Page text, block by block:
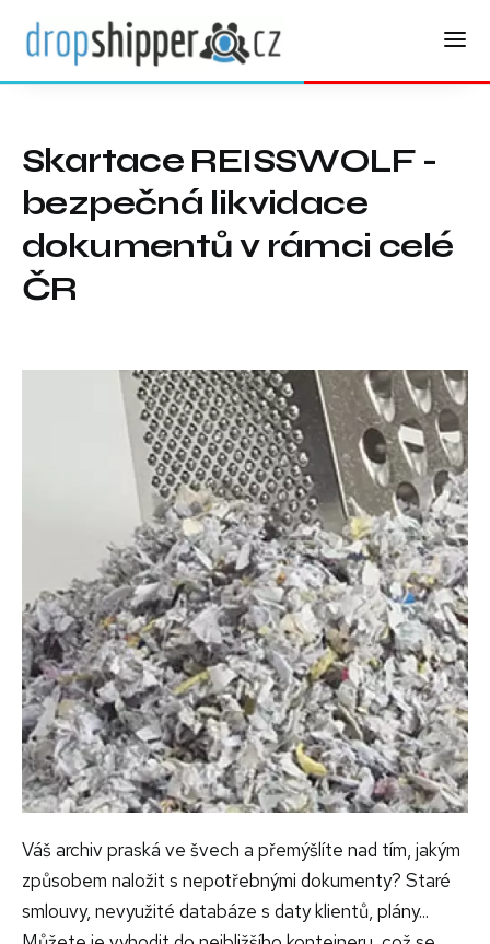
Skartace REISSWOLF -
bezpečná likvidace
dokumentů v rámci celé
ČR
Váš archiv praská ve švech a přemýšlíte nad tím, jakým
způsobem naložit s nepotřebnými dokumenty? Staré
smlouvy, nevyužité databáze s daty klientů, plány...